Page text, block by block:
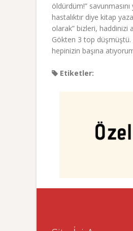
öldürdüm!”
hastalıktır diye kitap
olarak” bizleri, haddinizi
Gökten 3 top düşmüştü.
hepinizin başına
Etiketler: